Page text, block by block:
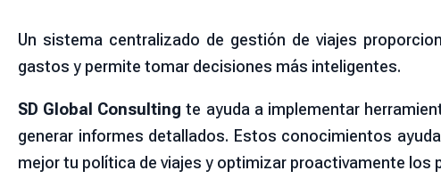
Un sistema centralizado de gestión de viajes
gastos y permite tomar decisiones más inteligentes.
SD Global Consulting te ayuda a implementar
generar informes detallados. Estos conocimientos
mejor tu política de viajes y optimizar proactivamente los